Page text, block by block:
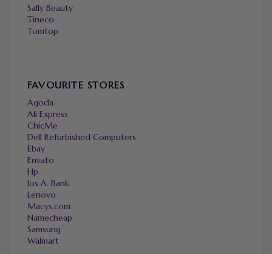
Sally Beauty
Tineco
Tomtop
FAVOURITE STORES
Agoda
Ali Express
ChicMe
Dell Refurbished Computers
Ebay
Envato
Hp
Jos A. Bank
Lenovo
Macys.com
Namecheap
Samsung
Walmart